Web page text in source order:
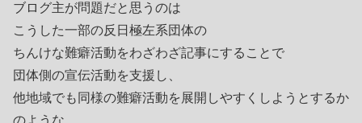
ブログ主が問題だと思うのは
こうした一部の反日極左系団体の
ちんけな難癖活動をわざわざ記事にすることで
団体側の宣伝活動を支援し、
他地域でも同様の難癖活動を展開しやすくしようとするか